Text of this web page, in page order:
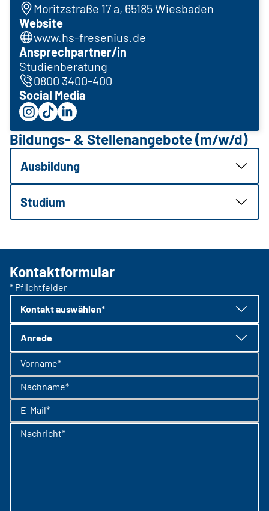
Moritzstraße 17 a, 65185 Wiesbaden
Website
www.hs-fresenius.de
Ansprechpartner/in
Studienberatung
0800 3400-400
Social Media
Bildungs- & Stellenangebote (m/w/d)
Ausbildung
Studium
Kontaktformular
* Pflichtfelder
Kontakt auswählen*
Anrede
Vorname*
Nachname*
E-Mail*
Nachricht*